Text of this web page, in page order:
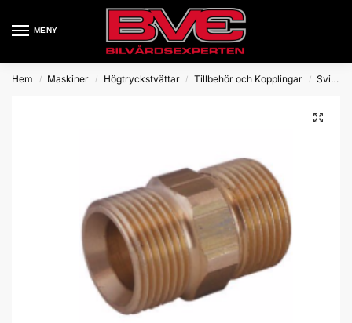
MENY
Hem / Maskiner / Högtryckstvättar / Tillbehör och Kopplingar / Svivlar och kopplingar